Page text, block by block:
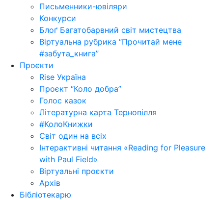
Письменники-ювіляри
Конкурси
Блоґ Багатобарвний світ мистецтва
Віртуальна рубрика “Прочитай мене
#забута_книга”
Проєкти
Rise Україна
Проєкт “Коло добра”
Голос казок
Літературна карта Тернопілля
#КолоКнижки
Світ один на всіх
Інтерактивні читання «Reading for Pleasure
with Paul Field»
Віртуальні проєкти
Архів
Бібліотекарю